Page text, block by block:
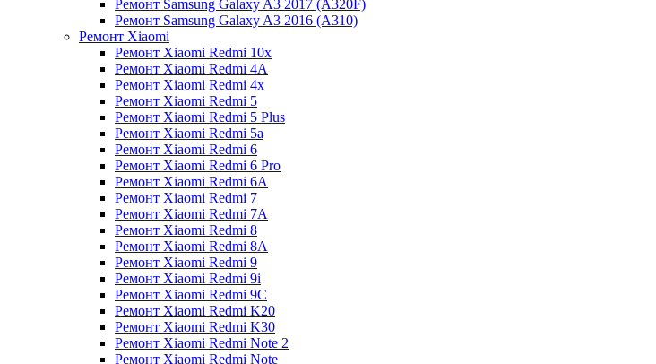
Ремонт Samsung Galaxy A3 2017 (A320F)
Ремонт Samsung Galaxy A3 2016 (A310)
Ремонт Xiaomi
Ремонт Xiaomi Redmi 10x
Ремонт Xiaomi Redmi 4A
Ремонт Xiaomi Redmi 4x
Ремонт Xiaomi Redmi 5
Ремонт Xiaomi Redmi 5 Plus
Ремонт Xiaomi Redmi 5a
Ремонт Xiaomi Redmi 6
Ремонт Xiaomi Redmi 6 Pro
Ремонт Xiaomi Redmi 6A
Ремонт Xiaomi Redmi 7
Ремонт Xiaomi Redmi 7A
Ремонт Xiaomi Redmi 8
Ремонт Xiaomi Redmi 8A
Ремонт Xiaomi Redmi 9
Ремонт Xiaomi Redmi 9i
Ремонт Xiaomi Redmi 9C
Ремонт Xiaomi Redmi K20
Ремонт Xiaomi Redmi K30
Ремонт Xiaomi Redmi Note 2
Ремонт Xiaomi Redmi Note